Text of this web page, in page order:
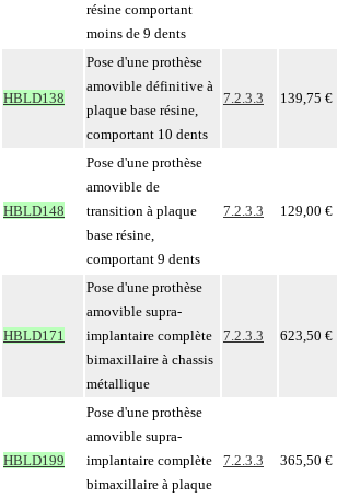
résine comportant
moins de 9 dents
HBLD138
Pose d'une prothèse
amovible définitive à
plaque base résine,
comportant 10 dents
7.2.3.3 139,75 €
HBLD148
Pose d'une prothèse
amovible de
transition à plaque
base résine,
comportant 9 dents
7.2.3.3 129,00 €
HBLD171
Pose d'une prothèse
amovible supra-
implantaire complète
bimaxillaire à chassis
métallique
7.2.3.3 623,50 €
HBLD199
Pose d'une prothèse
amovible supra-
implantaire complète
bimaxillaire à plaque
7.2.3.3 365,50 €